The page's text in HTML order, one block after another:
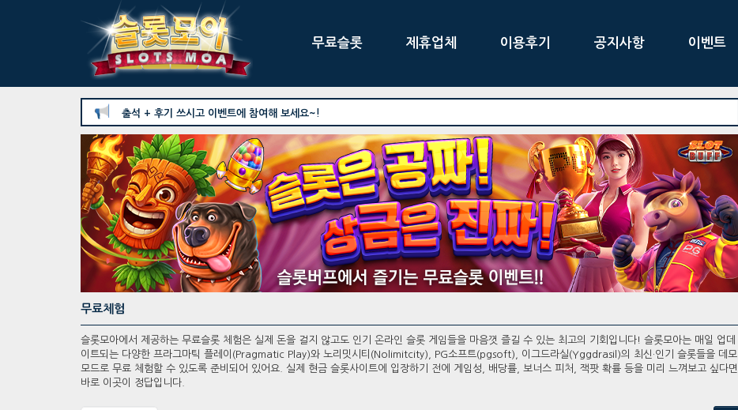
무료슬롯 제휴업체 이용후기 공지사항 이벤트
출석 + 후기 쓰시고 이벤트에 참여해 보세요~!
무료체험
슬롯모아에서 제공하는 무료슬롯 체험은 실제 돈을 걸지 않고도 인기 온라인 슬롯 게임들을 마음껏 즐길 수 있는 최고의 기회입니다! 슬롯모아는 매일 업데
이트되는 다양한 프라그마틱 플레이(Pragmatic Play)와 노리밋시티(Nolimitcity), PG소프트(pgsoft), 이그드라실(Yggdrasil)의 최신·인기 슬롯들을 데모
모드로 무료 체험할 수 있도록 준비되어 있어요. 실제 현금 슬롯사이트에 입장하기 전에 게임성, 배당률, 보너스 피처, 잭팟 확률 등을 미리 느껴보고 싶다면
바로 이곳이 정답입니다.